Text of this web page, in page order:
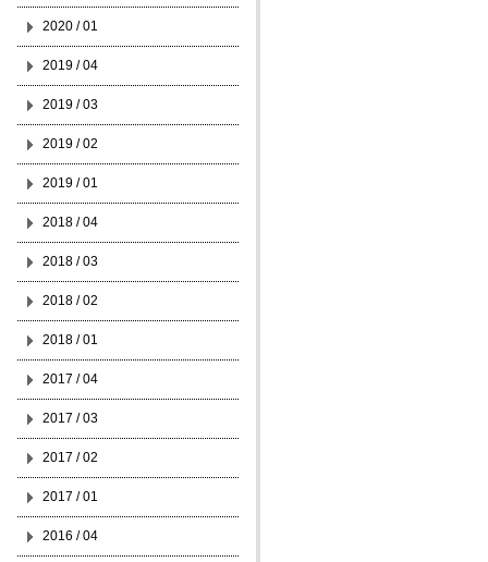
2020 / 01
2019 / 04
2019 / 03
2019 / 02
2019 / 01
2018 / 04
2018 / 03
2018 / 02
2018 / 01
2017 / 04
2017 / 03
2017 / 02
2017 / 01
2016 / 04